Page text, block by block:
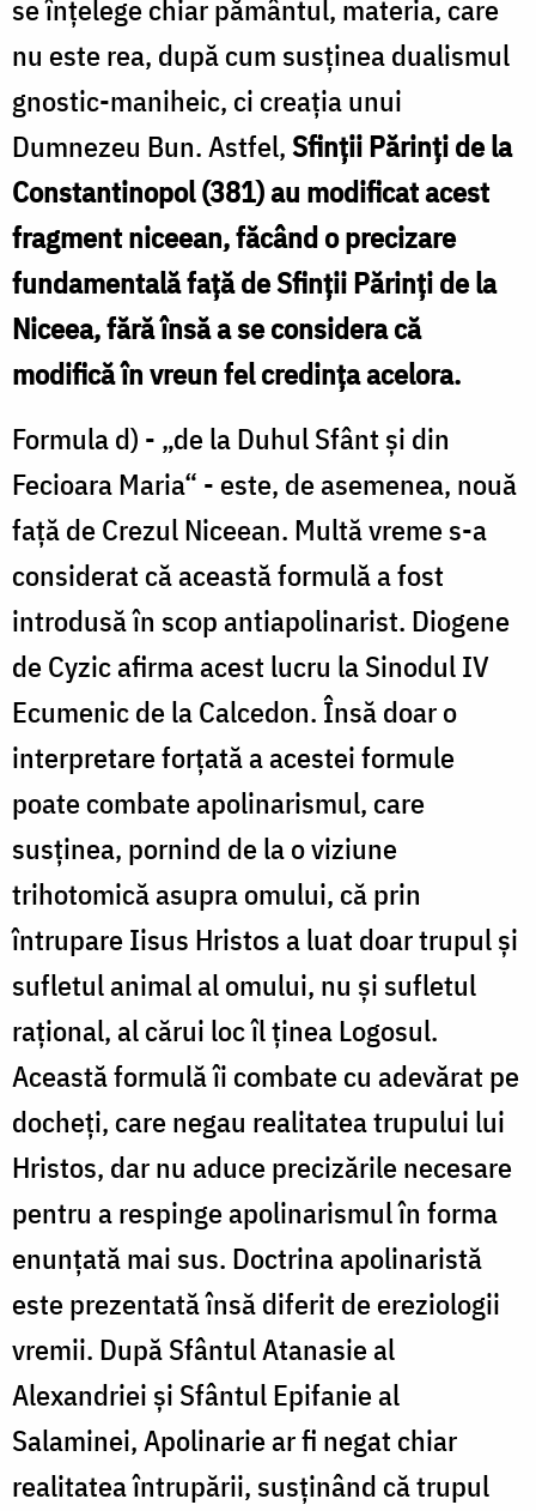
se înțelege chiar pământul, materia, care
nu este rea, după cum susținea dualismul
gnostic-maniheic, ci creația unui
Dumnezeu Bun. Astfel,Sfinții Părinți de la
Constantinopol (381) au modificat acest
fragment niceean, făcând o precizare
fundamentală față de Sfinții Părinți de la
Niceea, fără însă a se considera că
modifică în vreun fel credința acelora.
Formula d) - „de la Duhul Sfânt şi din
Fecioara Maria“ - este, de asemenea, nouă
față de Crezul Niceean. Multă vreme ­s-a
considerat că această formulă a fost
introdusă în scop antiapolinarist. Diogene
de Cyzic afirma acest lucru la Sinodul IV
Ecumenic de la Calcedon. Însă doar o
interpretare forțată a acestei formule
poate combate apolinarismul, care
susținea, pornind de la o viziune
trihotomică asupra omului, că prin
întrupare Iisus Hristos a luat doar trupul și
sufletul animal al omului, nu și sufletul
rațional, al cărui loc îl ținea Logosul.
Această formulă îi combate cu adevărat pe
docheți, care negau realitatea trupului lui
Hristos, dar nu aduce precizările necesare
pentru a respinge apolinarismul în forma
enunțată mai sus. Doctrina apolinaristă
este prezentată însă diferit de ereziologii
vremii. După Sfântul Atanasie al
Alexandriei și Sfântul Epifanie al
Salaminei, Apolinarie ar fi negat chiar
realitatea întrupării, susținând că trupul